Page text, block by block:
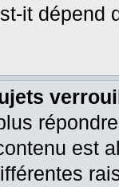
it dépend
est